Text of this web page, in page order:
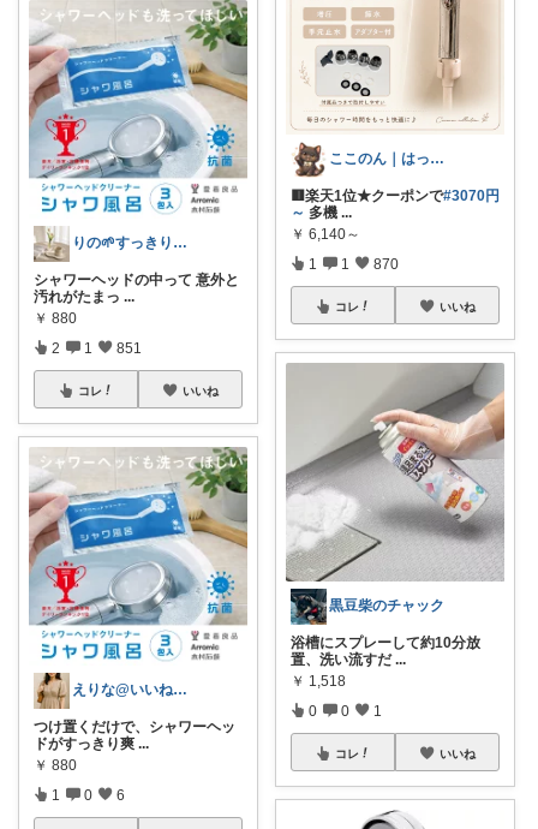
りの🌱すっきり×お気に入りの暮らし
シャワーヘッドの中って 意外と
汚れがたまっ ...
￥ 880
2 1 851
コレ いいね
えりな@いいね100%バック💓
つけ置くだけで、シャワーヘッ
ドがすっきり爽 ...
￥ 880
1 0 6
ここのん｜はっぴいライフ💓
🟥楽天1位★クーポンで#3070円
～ 多機 ...
￥ 6,140～
1 1 870
コレ いいね
黒豆柴のチャック
浴槽にスプレーして約10分放
置、洗い流すだ ...
￥ 1,518
0 0 1
コレ いいね